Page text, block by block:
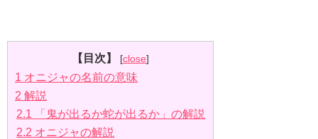
【目次】 [close]
1 オニジャの名前の意味
2 解説
2.1 「鬼が出るか蛇が出るか」の解説
2.2 オニジャの解説